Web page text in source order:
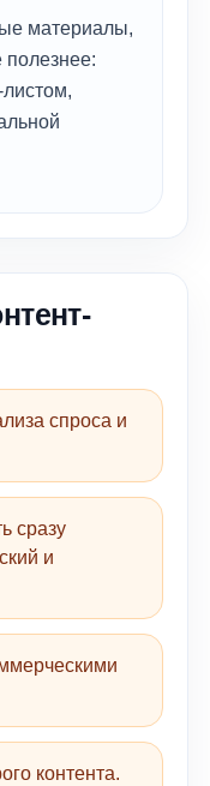
материалы,
полезнее:
листом,
спроса и
сразу
и
контента.